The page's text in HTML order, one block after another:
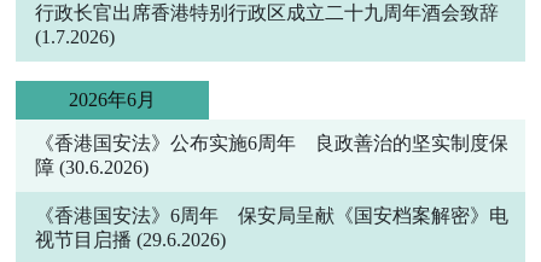
行政长官出席香港特别行政区成立二十九周年酒会致辞
(1.7.2026)
2026年6月
《香港国安法》公布实施6周年 良政善治的坚实制度保
障 (30.6.2026)
《香港国安法》6周年 保安局呈献《国安档案解密》电
视节目启播 (29.6.2026)